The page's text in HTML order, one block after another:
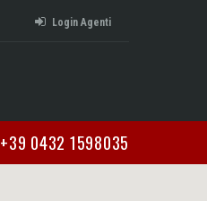
Login Agenti
+39 0432 1598035